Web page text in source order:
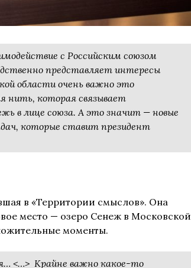
с Российским союзом
представляет интересы
области очень важно это
нить, которая связывает
в лице союза. А это значит — новые
которые ставит президент
в «Территории смыслов». Она
место — озеро Сенеж в Московской
моменты.
<…> Крайне важно какое-то